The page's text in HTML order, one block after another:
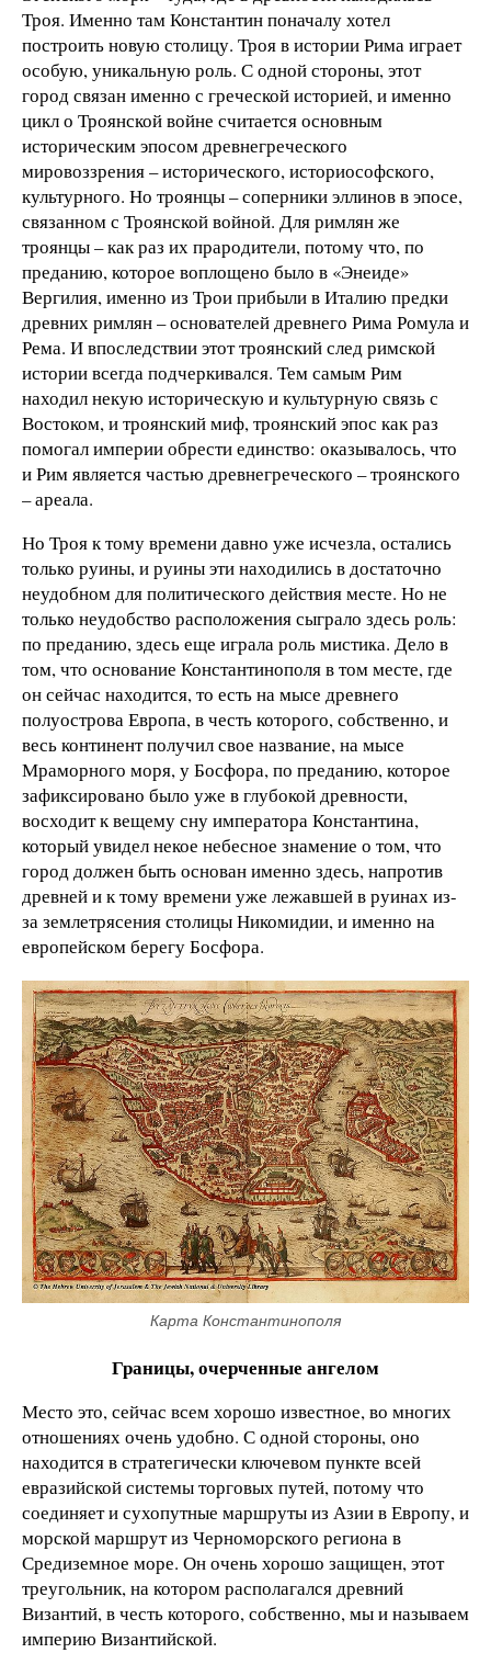
Троя. Именно там Константин поначалу хотел
построить новую столицу. Троя в истории Рима играет
особую, уникальную роль. С одной стороны, этот
город связан именно с греческой историей, и именно
цикл о Троянской войне считается основным
историческим эпосом древнегреческого
мировоззрения – исторического, историософского,
культурного. Но троянцы – соперники эллинов в эпосе,
связанном с Троянской войной. Для римлян же
троянцы – как раз их прародители, потому что, по
преданию, которое воплощено было в «Энеиде»
Вергилия, именно из Трои прибыли в Италию предки
древних римлян – основателей древнего Рима Ромула и
Рема. И впоследствии этот троянский след римской
истории всегда подчеркивался. Тем самым Рим
находил некую историческую и культурную связь с
Востоком, и троянский миф, троянский эпос как раз
помогал империи обрести единство: оказывалось, что
и Рим является частью древнегреческого – троянского
– ареала.
Но Троя к тому времени давно уже исчезла, остались
только руины, и руины эти находились в достаточно
неудобном для политического действия месте. Но не
только неудобство расположения сыграло здесь роль:
по преданию, здесь еще играла роль мистика. Дело в
том, что основание Константинополя в том месте, где
он сейчас находится, то есть на мысе древнего
полуострова Европа, в честь которого, собственно, и
весь континент получил свое название, на мысе
Мраморного моря, у Босфора, по преданию, которое
зафиксировано было уже в глубокой древности,
восходит к вещему сну императора Константина,
который увидел некое небесное знамение о том, что
город должен быть основан именно здесь, напротив
древней и к тому времени уже лежавшей в руинах из-
за землетрясения столицы Никомидии, и именно на
европейском берегу Босфора.
Карта Константинополя
Границы, очерченные ангелом
Место это, сейчас всем хорошо известное, во многих
отношениях очень удобно. С одной стороны, оно
находится в стратегически ключевом пункте всей
евразийской системы торговых путей, потому что
соединяет и сухопутные маршруты из Азии в Европу, и
морской маршрут из Черноморского региона в
Средиземное море. Он очень хорошо защищен, этот
треугольник, на котором располагался древний
Византий, в честь которого, собственно, мы и называем
империю Византийской.